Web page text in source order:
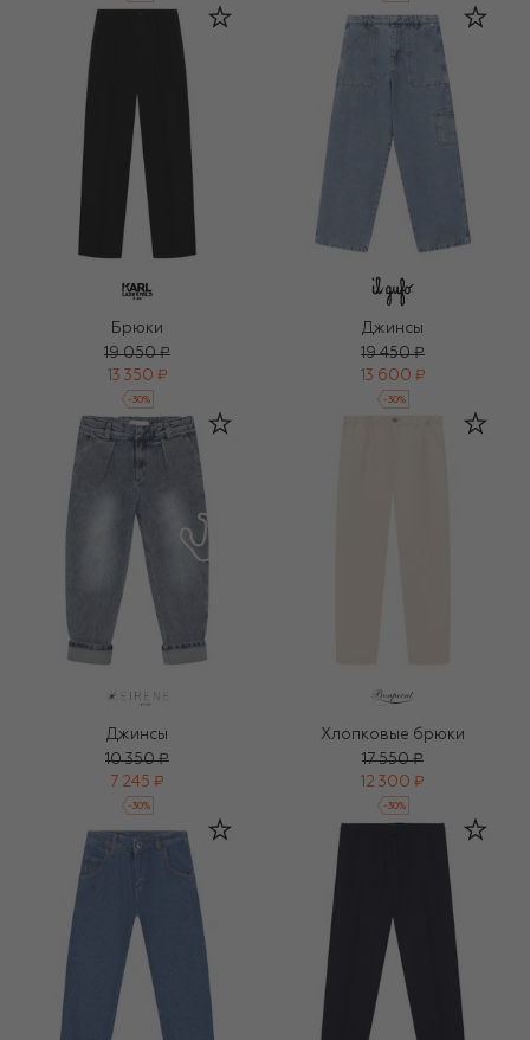
Брюки
19 050 ₽
13 350 ₽
-30%
Джинсы
19 450 ₽
13 600 ₽
-30%
Джинсы
10 350 ₽
7 245 ₽
-30%
Хлопковые брюки
17 550 ₽
12 300 ₽
-30%